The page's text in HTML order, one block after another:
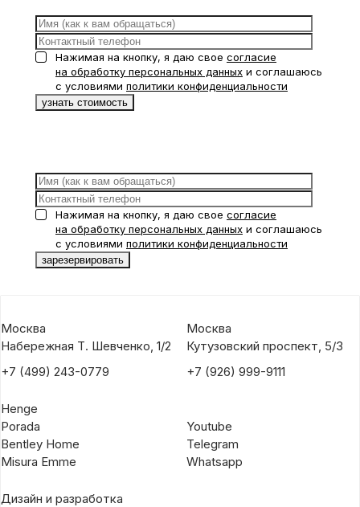
Нажимая на кнопку, я даю свое согласие
на обработку персональных данных и соглашаюсь
с условиями политики конфиденциальности
Нажимая на кнопку, я даю свое согласие
на обработку персональных данных и соглашаюсь
с условиями политики конфиденциальности
Москва
Набережная Т. Шевченко, 1/2
+7 (499) 243-0779
Москва
Кутузовский проспект, 5/3
+7 (926) 999-9111
Henge
Porada
Bentley Home
Misura Emme
Youtube
Telegram
Whatsapp
Дизайн и разработка